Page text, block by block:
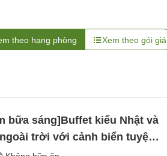
theo hạng phòng Xem theo gói giá
bữa sáng]Buffet kiểu Nhật và
trời với cảnh biển tuyệt